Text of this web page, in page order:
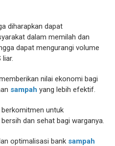
diharapkan dapat
dalam memilah dan
dapat mengurangi volume
liar.
nilai ekonomi bagi
sampah yang lebih efektif.
untuk
dan sehat bagi warganya.
optimalisasi bank sampah